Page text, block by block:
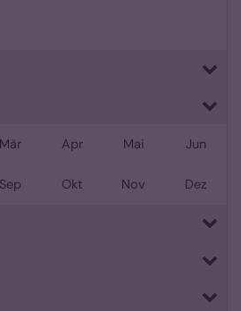
Mär Apr Mai Jun
Sep Okt Nov Dez